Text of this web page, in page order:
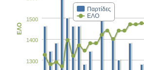
Παρτίδες
ΕΛΟ
1300
1400
1500
ΕΛΟ